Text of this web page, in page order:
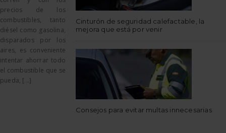
precios de los
combustibles, tanto
diésel como gasolina,
disparados por los
aires, es conveniente
intentar ahorrar todo
el combustible que se
pueda, [...]
Cinturón de seguridad calefactable, la
mejora que está por venir
Consejos para evitar multas innecesarias